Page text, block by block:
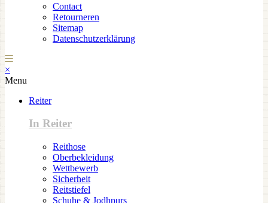
Contact
Retourneren
Sitemap
Datenschutzerklärung
×
Menu
Reiter
In Reiter
Reithose
Oberbekleidung
Wettbewerb
Sicherheit
Reitstiefel
Schuhe & Jodhpurs